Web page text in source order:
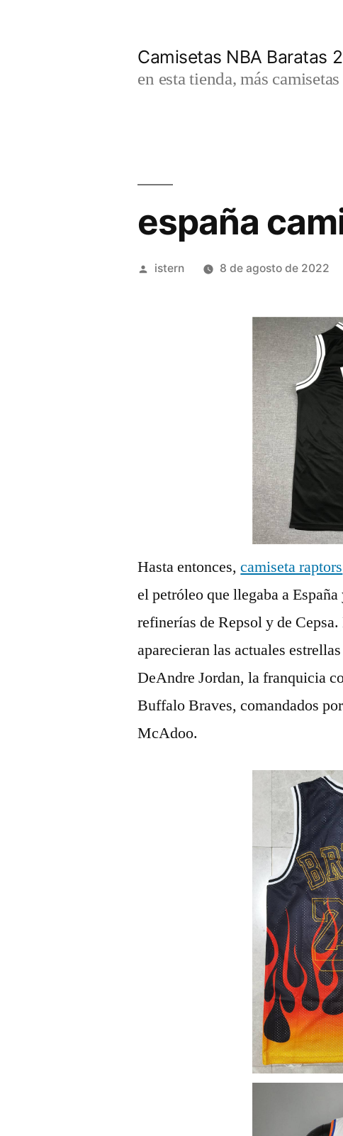
Camisetas NBA Baratas
en esta tienda, más
españa
Publicado
istern 8 de agosto de 2022
Hasta entonces,camiseta raptors
el petróleo que llegaba a
refinerías de Repsol y de
aparecieran las actuales
DeAndre Jordan, la franquicia
Buffalo Braves, comandados
McAdoo.